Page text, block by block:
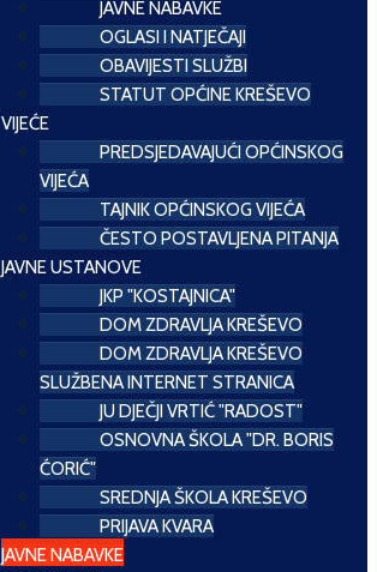
JAVNE NABAVKE
OGLASI I NATJEČAJI
OBAVIJESTI SLUŽBI
STATUT OPĆINE KREŠEVO
VIJEĆE
PREDSJEDAVAJUĆI OPĆINSKOG
VIJEĆA
TAJNIK OPĆINSKOG VIJEĆA
ČESTO POSTAVLJENA PITANJA
JAVNE USTANOVE
JKP "KOSTAJNICA"
DOM ZDRAVLJA KREŠEVO
DOM ZDRAVLJA KREŠEVO
SLUŽBENA INTERNET STRANICA
JU DJEČJI VRTIĆ "RADOST"
OSNOVNA ŠKOLA "DR. BORIS
ĆORIĆ"
SREDNJA ŠKOLA KREŠEVO
PRIJAVA KVARA
JAVNE NABAVKE